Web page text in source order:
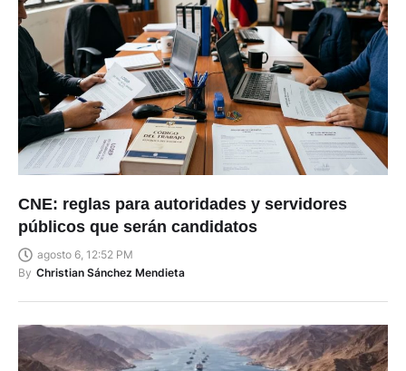
CNE: reglas para autoridades y servidores
públicos que serán candidatos
agosto 6, 12:52 PM
By Christian Sánchez Mendieta